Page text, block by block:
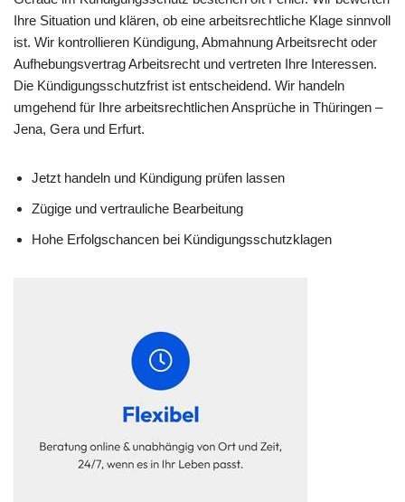
Ihre Situation und klären, ob eine arbeitsrechtliche Klage sinnvoll
ist. Wir kontrollieren Kündigung, Abmahnung Arbeitsrecht oder
Aufhebungsvertrag Arbeitsrecht und vertreten Ihre Interessen.
Die Kündigungsschutzfrist ist entscheidend. Wir handeln
umgehend für Ihre arbeitsrechtlichen Ansprüche in Thüringen –
Jena, Gera und Erfurt.
Jetzt handeln und Kündigung prüfen lassen
Zügige und vertrauliche Bearbeitung
Hohe Erfolgschancen bei Kündigungsschutzklagen